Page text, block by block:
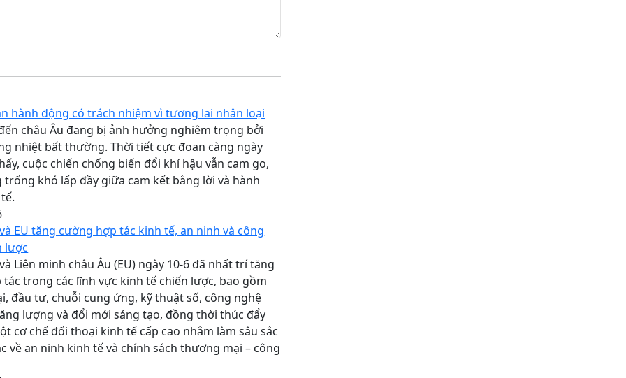
hành động có trách nhiệm vì tương lai nhân loại
châu Âu đang bị ảnh hưởng nghiêm trọng bởi
nhiệt bất thường. Thời tiết cực đoan càng ngày
cuộc chiến chống biến đổi khí hậu vẫn cam go,
trống khó lấp đầy giữa cam kết bằng lời và hành
EU tăng cường hợp tác kinh tế, an ninh và công
lược
Liên minh châu Âu (EU) ngày 10-6 đã nhất trí tăng
trong các lĩnh vực kinh tế chiến lược, bao gồm
đầu tư, chuỗi cung ứng, kỹ thuật số, công nghệ
lượng và đổi mới sáng tạo, đồng thời thúc đẩy
cơ chế đối thoại kinh tế cấp cao nhằm làm sâu sắc
về an ninh kinh tế và chính sách thương mại – công